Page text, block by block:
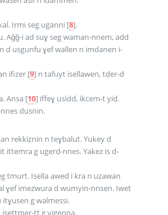
Iṛmi seg uganni [8].
Aǧǧ-i ad suɣ seg waman-nnem, add
d usgunfu ɣef wallen n imdanen i-
ifizer[9]n tafuyt isellawen, tḍer-d
Ansa [10]iffeɣ usidd, ikcem-t yiḍ.
dusnin.
rekkiẓnin n teɣbalut. Yukey d
ittemra g ugerḍ-nnes. Yakez is d-
tmurt. Isella awed i kra n uẓawan
ɣef imezwura d wumyin-nnsen. Iwet
g walmessi.
tt g yigenna.